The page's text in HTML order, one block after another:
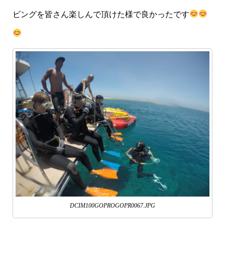
ビングを皆さん楽しんで頂けた様で良かったです
DCIM100GOPROGOPR0067.JPG